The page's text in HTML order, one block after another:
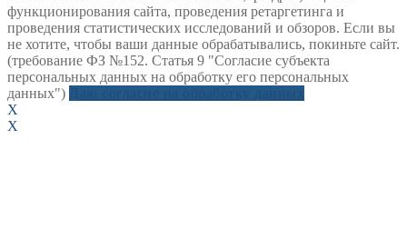
функционирования сайта, проведения ретаргетинга и
проведения статистических исследований и обзоров. Если вы
не хотите, чтобы ваши данные обрабатывались, покиньте сайт.
(требование ФЗ №152. Статья 9 "Согласие субъекта
персональных данных на обработку его персональных
данных")
X
X